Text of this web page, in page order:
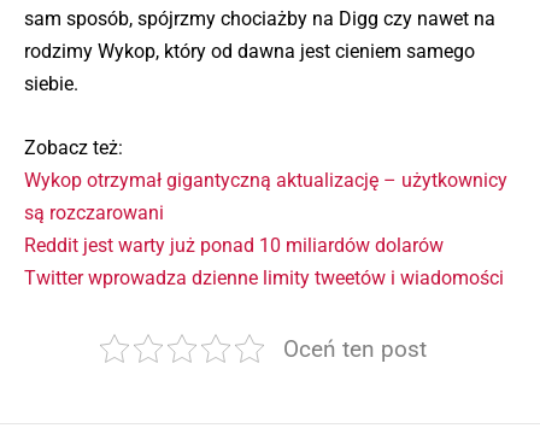
sam sposób, spójrzmy chociażby na Digg czy nawet na
rodzimy Wykop, który od dawna jest cieniem samego
siebie.
Zobacz też:
Wykop otrzymał gigantyczną aktualizację – użytkownicy
są rozczarowani
Reddit jest warty już ponad 10 miliardów dolarów
Twitter wprowadza dzienne limity tweetów i wiadomości
Oceń ten post